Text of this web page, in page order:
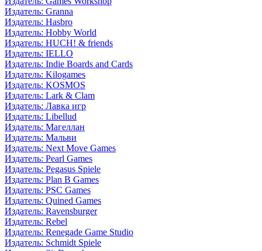
Издатель: Granna
Издатель: Hasbro
Издатель: Hobby World
Издатель: HUCH! & friends
Издатель: IELLO
Издатель: Indie Boards and Cards
Издатель: Kilogames
Издатель: KOSMOS
Издатель: Lark & Clam
Издатель: Лавка игр
Издатель: Libellud
Издатель: Магеллан
Издатель: Мальви
Издатель: Next Move Games
Издатель: Pearl Games
Издатель: Pegasus Spiele
Издатель: Plan B Games
Издатель: PSC Games
Издатель: Quined Games
Издатель: Ravensburger
Издатель: Rebel
Издатель: Renegade Game Studio
Издатель: Schmidt Spiele